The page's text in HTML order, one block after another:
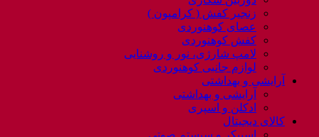
زنجیر کفش ( کرامپون )
عصای کوهنوردی
کفش کوهنوردی
لامپ شارژی، نور و روشنایی
لوازم جانبی کوهنوردی
آرایشی و بهداشتی
آرایشی و بهداشتی
ادکلن و اسپری
کالای دیجیتال
اسپیکر و سیستم صوتی